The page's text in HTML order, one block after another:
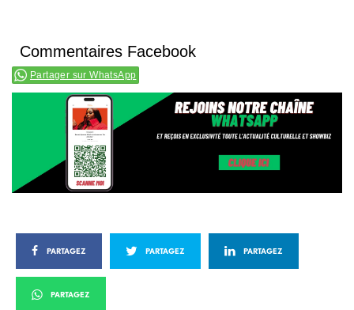
Commentaires Facebook
Partager sur WhatsApp
PARTAGEZ PARTAGEZ PARTAGEZ
PARTAGEZ